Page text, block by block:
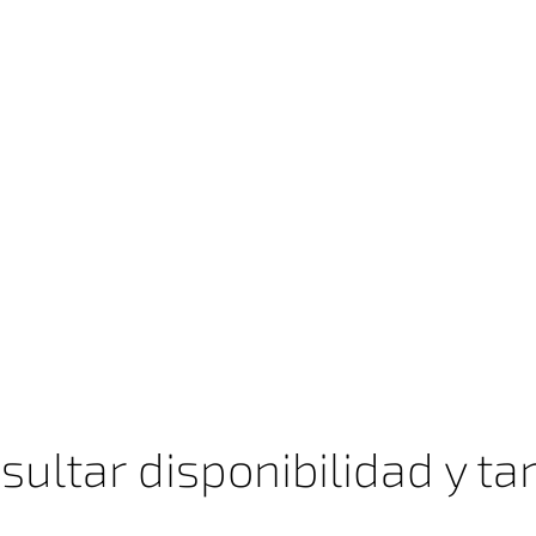
disponibilidad y